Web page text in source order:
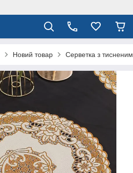
Новий товар Серветка з